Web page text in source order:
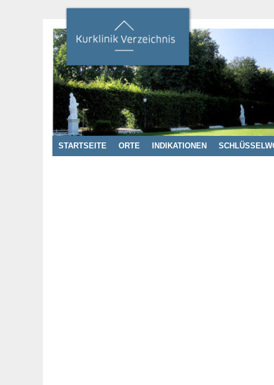
STARTSEITE ORTE INDIKATIONEN